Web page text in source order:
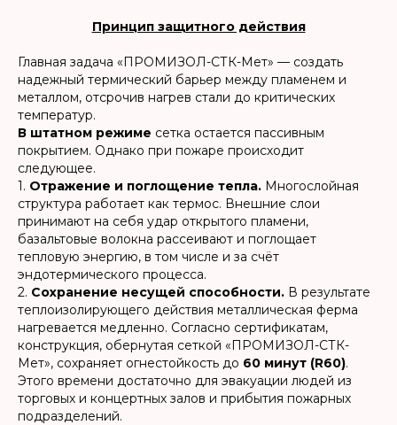
Принцип защитного действия
Главная задача «ПРОМИЗОЛ-СТК-Мет» — создать
надежный термический барьер между пламенем и
металлом, отсрочив нагрев стали до критических
температур.
В штатном режиме сетка остается пассивным
покрытием. Однако при пожаре происходит
следующее.
1. Отражение и поглощение тепла. Многослойная
структура работает как термос. Внешние слои
принимают на себя удар открытого пламени,
базальтовые волокна рассеивают и поглощает
тепловую энергию, в том числе и за счёт
эндотермического процесса.
2. Сохранение несущей способности. В результате
теплоизолирующего действия металлическая ферма
нагревается медленно. Согласно сертификатам,
конструкция, обернутая сеткой «ПРОМИЗОЛ-СТК-
Мет», сохраняет огнестойкость до 60 минут (R60).
Этого времени достаточно для эвакуации людей из
торговых и концертных залов и прибытия пожарных
подразделений.